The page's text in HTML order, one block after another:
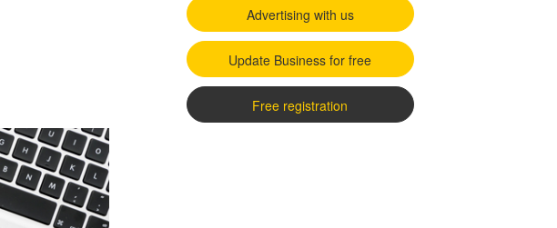
Advertising with us
Update Business for free
Free registration